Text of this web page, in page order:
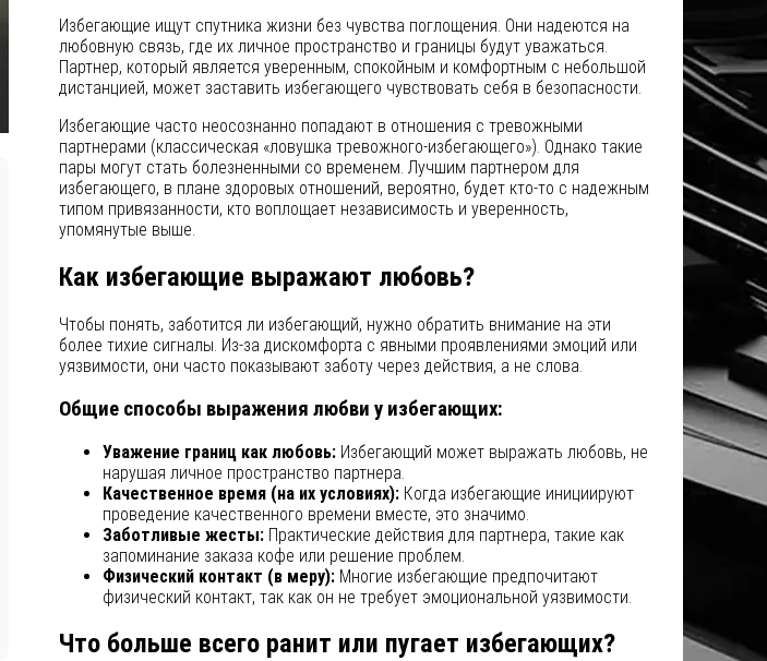
Избегающие ищут спутника жизни без чувства поглощения. Они надеются на
любовную связь, где их личное пространство и границы будут уважаться.
Партнер, который является уверенным, спокойным и комфортным с небольшой
дистанцией, может заставить избегающего чувствовать себя в безопасности.
Избегающие часто неосознанно попадают в отношения с тревожными
партнерами (классическая «ловушка тревожного-избегающего»). Однако такие
пары могут стать болезненными со временем. Лучшим партнером для
избегающего, в плане здоровых отношений, вероятно, будет кто-то с надежным
типом привязанности, кто воплощает независимость и уверенность,
упомянутые выше.
Как избегающие выражают любовь?
Чтобы понять, заботится ли избегающий, нужно обратить внимание на эти
более тихие сигналы. Из-за дискомфорта с явными проявлениями эмоций или
уязвимости, они часто показывают заботу через действия, а не слова.
Общие способы выражения любви у избегающих:
Уважение границ как любовь:Избегающий может выражать любовь, не
нарушая личное пространство партнера.
Качественное время (на их условиях):Когда избегающие инициируют
проведение качественного времени вместе, это значимо.
Заботливые жесты:Практические действия для партнера, такие как
запоминание заказа кофе или решение проблем.
Физический контакт (в меру):Многие избегающие предпочитают
физический контакт, так как он не требует эмоциональной уязвимости.
Что больше всего ранит или пугает избегающих?